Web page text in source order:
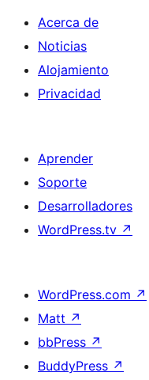
Acerca de
Noticias
Alojamiento
Privacidad
Aprender
Soporte
Desarrolladores
WordPress.tv ↗
WordPress.com ↗
Matt ↗
bbPress ↗
BuddyPress ↗